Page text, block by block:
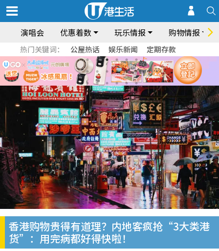
演唱会 优惠着数 玩乐情报 购物情报
热门关键词： 公屋热话 娱乐新闻 定期存款
香港购物贵得有道理？内地客疯抢“3大类港
货”：用完病都好得快啦！